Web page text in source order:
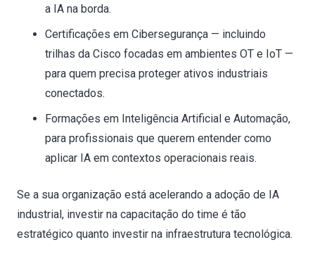
a IA na borda.
Certificações em Cibersegurança — incluindo
trilhas da Cisco focadas em ambientes OT e IoT —
para quem precisa proteger ativos industriais
conectados.
Formações em Inteligência Artificial e Automação,
para profissionais que querem entender como
aplicar IA em contextos operacionais reais.
Se a sua organização está acelerando a adoção de IA
industrial, investir na capacitação do time é tão
estratégico quanto investir na infraestrutura tecnológica.